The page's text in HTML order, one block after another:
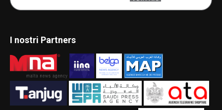
I nostri Partners